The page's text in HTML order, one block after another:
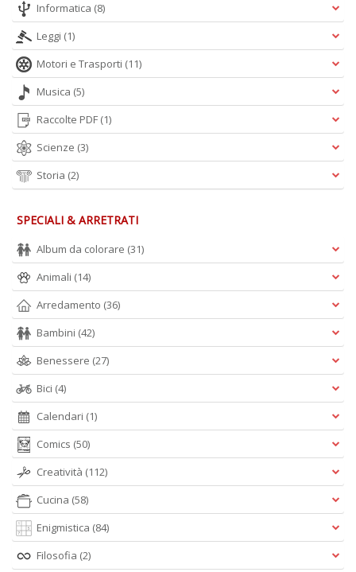
Informatica (8)
Leggi (1)
Motori e Trasporti (11)
Musica (5)
Raccolte PDF (1)
Scienze (3)
Storia (2)
SPECIALI & ARRETRATI
Album da colorare (31)
Animali (14)
Arredamento (36)
Bambini (42)
Benessere (27)
Bici (4)
Calendari (1)
Comics (50)
Creatività (112)
Cucina (58)
Enigmistica (84)
Filosofia (2)